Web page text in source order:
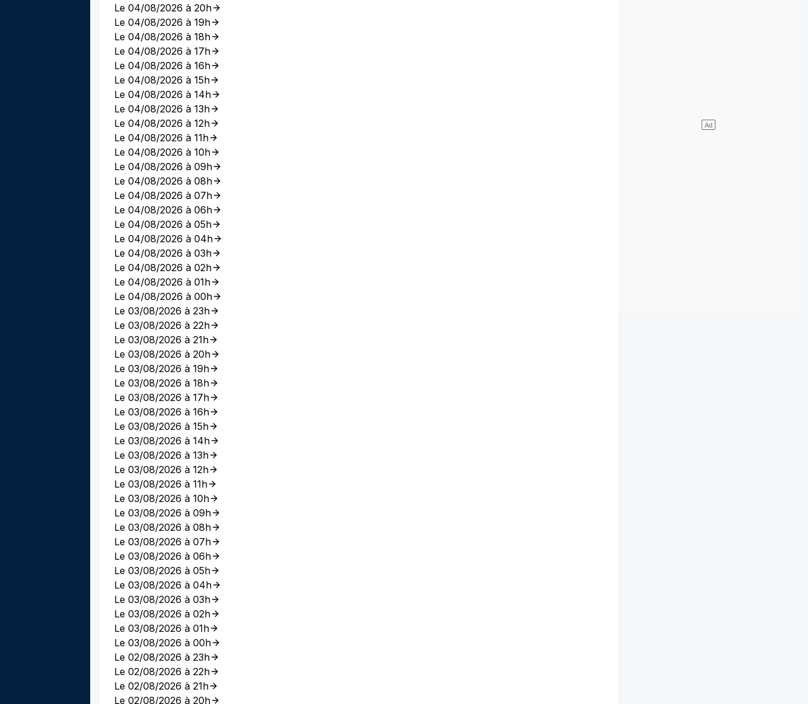
Le 04/08/2026 à 20h
Le 04/08/2026 à 19h
Le 04/08/2026 à 18h
Le 04/08/2026 à 17h
Le 04/08/2026 à 16h
Le 04/08/2026 à 15h
Le 04/08/2026 à 14h
Le 04/08/2026 à 13h
Le 04/08/2026 à 12h
Le 04/08/2026 à 11h
Le 04/08/2026 à 10h
Le 04/08/2026 à 09h
Le 04/08/2026 à 08h
Le 04/08/2026 à 07h
Le 04/08/2026 à 06h
Le 04/08/2026 à 05h
Le 04/08/2026 à 04h
Le 04/08/2026 à 03h
Le 04/08/2026 à 02h
Le 04/08/2026 à 01h
Le 04/08/2026 à 00h
Le 03/08/2026 à 23h
Le 03/08/2026 à 22h
Le 03/08/2026 à 21h
Le 03/08/2026 à 20h
Le 03/08/2026 à 19h
Le 03/08/2026 à 18h
Le 03/08/2026 à 17h
Le 03/08/2026 à 16h
Le 03/08/2026 à 15h
Le 03/08/2026 à 14h
Le 03/08/2026 à 13h
Le 03/08/2026 à 12h
Le 03/08/2026 à 11h
Le 03/08/2026 à 10h
Le 03/08/2026 à 09h
Le 03/08/2026 à 08h
Le 03/08/2026 à 07h
Le 03/08/2026 à 06h
Le 03/08/2026 à 05h
Le 03/08/2026 à 04h
Le 03/08/2026 à 03h
Le 03/08/2026 à 02h
Le 03/08/2026 à 01h
Le 03/08/2026 à 00h
Le 02/08/2026 à 23h
Le 02/08/2026 à 22h
Le 02/08/2026 à 21h
Le 02/08/2026 à 20h